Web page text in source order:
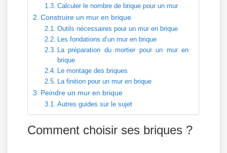
Calculer le nombre de brique pour un mur
Construire un mur en brique
Outils nécessaires pour un mur en brique
Les fondations d’un mur en brique
La préparation du mortier pour un mur en
brique
Le montage des briques
La finition pour un mur en brique
Peindre un mur en brique
Autres guides sur le sujet
Comment choisir ses briques ?